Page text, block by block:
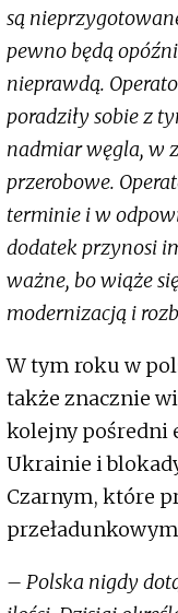
są
pewno będą
nieprawdą.
poradziły sobie z
nadmiar węgla, w
przerobowe.
terminie i w
dodatek przynosi
ważne, bo wiąże
modernizacją i
W tym roku w
także znacznie
kolejny pośredni
Ukrainie i
Czarnym, które
– Polska nigdy